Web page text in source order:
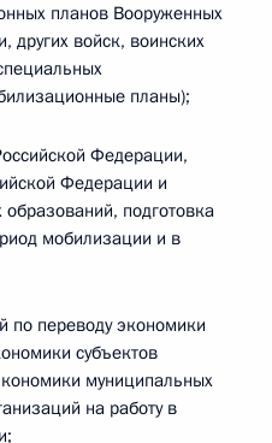
планов Вооруженных
других войск, воинских
планы);
Федерации,
Федерации и
подготовка
мобилизации и в
по переводу экономики
субъектов
муниципальных
на работу в